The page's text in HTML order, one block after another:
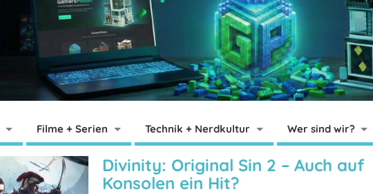
Filme + Serien Technik + Nerdkultur Wer sind wir?
Divinity: Original Sin 2 – Auch auf
Konsolen ein Hit?